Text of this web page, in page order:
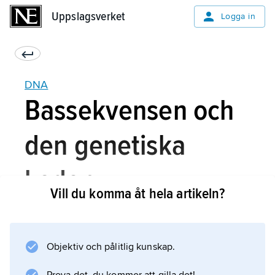
Uppslagsverket Logga in
DNA
Bassekvensen och
den genetiska
koden
Ordningsföljden mellan baserna i kedjan (
bas-sekvensen
Vill du komma åt hela artikeln?
Objektiv och pålitlig kunskap.